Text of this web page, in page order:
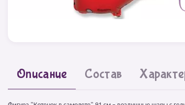
Описание Состав